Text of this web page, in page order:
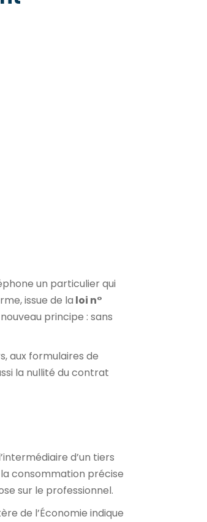
un particulier qui
issue de la loi n°
principe : sans
aux formulaires de
la nullité du contrat
d’un tiers
consommation précise
sur le professionnel.
de l’Économie indique